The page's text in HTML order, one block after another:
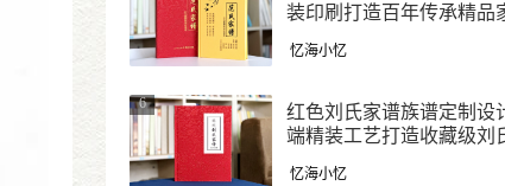
装印刷打造百年传承精品
忆海小忆
6
红色刘氏家谱族谱定制设
端精装工艺打造收藏级刘
忆海小忆